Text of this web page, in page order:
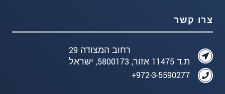
צרו קשר
רחוב המצודה 29
ת.ד 11475 אזור, 5800173, ישראל
972-3-5590277+